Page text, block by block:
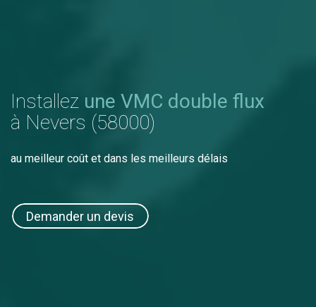
Installez une VMC double flux
à Nevers (58000)
au meilleur coût et dans les meilleurs délais
Demander un devis